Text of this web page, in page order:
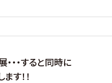
・・すると同時に
す！！